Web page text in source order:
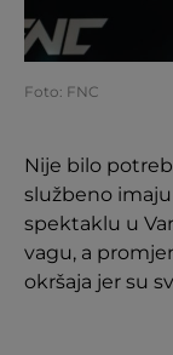
Foto: FNC
Nije bilo
službeno
spektaklu u
vagu, a
okršaja jer su